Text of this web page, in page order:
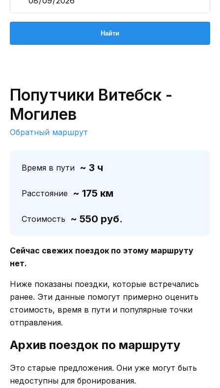
Попутчики Витебск -
Могилев
Обратный маршрут
Время в пути ~ 3 ч
Расстояние ~ 175 км
Стоимость ~ 550 руб.
Сейчас свежих поездок по этому маршруту
нет.
Ниже показаны поездки, которые встречались
ранее. Эти данные помогут примерно оценить
стоимость, время в пути и популярные точки
отправления.
Архив поездок по маршруту
Это старые предложения. Они уже могут быть
недоступны для бронирования.